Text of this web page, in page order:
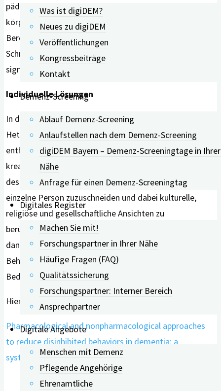
Was ist digiDEM?
Neues zu digiDEM
Veröffentlichungen
Kongressbeiträge
Kontakt
Demenz-Screening
Ablauf Demenz-Screening
Anlaufstellen nach dem Demenz-Screening
digiDEM Bayern – Demenz-Screeningtage in Ihrer
Nähe
Anfrage für einen Demenz-Screeningtag
Digitales Register
Machen Sie mit!
Forschungspartner in Ihrer Nähe
Häufige Fragen (FAQ)
Qualitätssicherung
Forschungspartner: Interner Bereich
Ansprechpartner
Digitale Angebote
Menschen mit Demenz
Pflegende Angehörige
Ehrenamtliche
pädagogische Schulung des Pflegepersonals sowie
körperliche Aktivitäten von Menschen mit Demenz. Im
Bereich pharmakologischer Behandlungen führten
Schmerztherapie, Antidepressive oder Antipsychotika zu
signifikanten Behandlungserfolgen.
Individuelle Lösungen
In der Studie weisen die Wissenschaftler*innen auf die
Heterogenität der Demenz und der damit verbundenen
enthemmten Verhaltensweisen hin: „Jeder Fall sollte zu
kreativen, individuellen Lösungen führen.“ Sie empfehlen
des Weiteren, den Schwerpunkt der Therapie auf die
einzelne Person zuzuschneiden und dabei kulturelle,
religiöse und gesellschaftliche Ansichten zu
berücksichtigen. „Die medikamentöse Therapie sollte
dann eingesetzt werden, wenn psychosoziale
Behandlungsstrategien versagt haben und auch nur bei
Bedarf und über einen kurzen Zeitraum.“
Hier geht’s zur Studie:
Pharmacological and nonpharmacological approaches
to reduce disinhibited behaviors in dementia: a
systematic review.